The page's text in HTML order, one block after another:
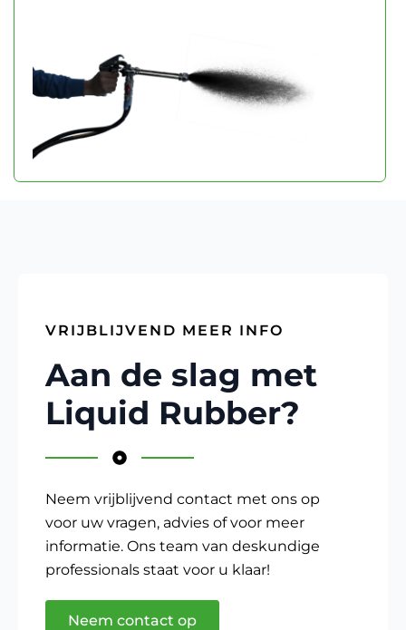
VRIJBLIJVEND MEER INFO
Aan de slag met
Liquid Rubber?
Neem vrijblijvend contact met ons op
voor uw vragen, advies of voor meer
informatie. Ons team van deskundige
professionals staat voor u klaar!
Neem contact op